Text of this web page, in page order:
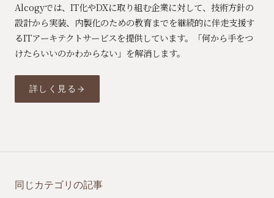
Alcogyでは、IT化やDXに取り組む企業に対して、技術方針の
設計から実装、内製化のための教育までを継続的に伴走支援す
るITアーキテクトサービスを提供しています。「何から手をつ
けたらいいのかわからない」を解消します。
詳しく見る
同じカテゴリの記事